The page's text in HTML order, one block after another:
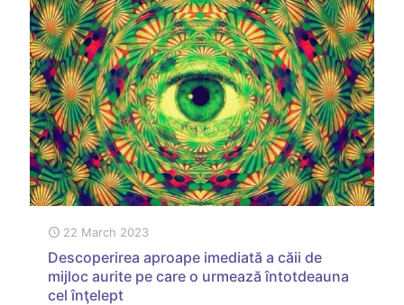
22 March 2023
Descoperirea aproape imediată a căii de
mijloc aurite pe care o urmează întotdeauna
cel înţelept